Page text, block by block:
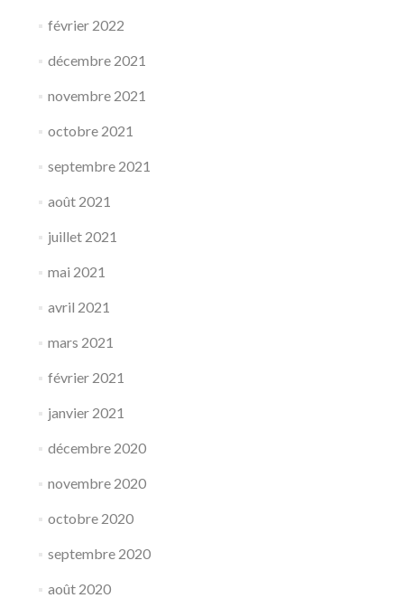
février 2022
décembre 2021
novembre 2021
octobre 2021
septembre 2021
août 2021
juillet 2021
mai 2021
avril 2021
mars 2021
février 2021
janvier 2021
décembre 2020
novembre 2020
octobre 2020
septembre 2020
août 2020